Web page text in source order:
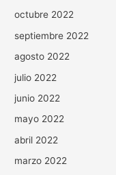
octubre 2022
septiembre 2022
agosto 2022
julio 2022
junio 2022
mayo 2022
abril 2022
marzo 2022